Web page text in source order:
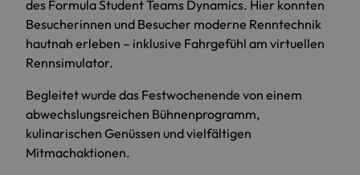
des Formula Student Teams Dynamics. Hier konnten
Besucherinnen und Besucher moderne Renntechnik
hautnah erleben – inklusive Fahrgefühl am virtuellen
Rennsimulator.
Begleitet wurde das Festwochenende von einem
abwechslungsreichen Bühnenprogramm,
kulinarischen Genüssen und vielfältigen
Mitmachaktionen.